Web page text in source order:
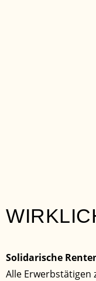
Solidarische
Alle Erwerbstätigen